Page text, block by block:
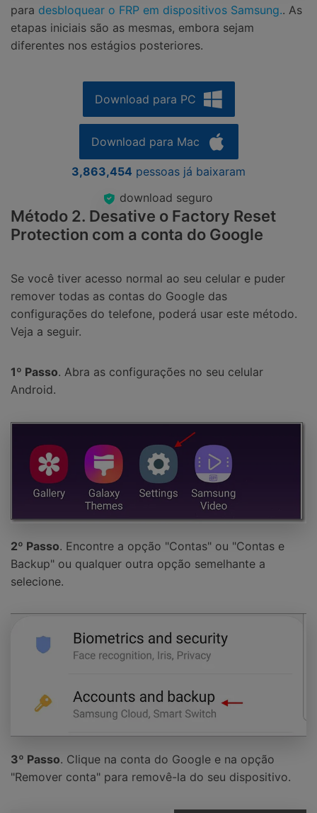
para desbloquear o FRP em dispositivos Samsung.. As
etapas iniciais são as mesmas, embora sejam
diferentes nos estágios posteriores.
Download para PC
Download para Mac
3,863,454 pessoas já baixaram
download seguro
Método 2. Desative o Factory Reset
Protection com a conta do Google
Se você tiver acesso normal ao seu celular e puder
remover todas as contas do Google das
configurações do telefone, poderá usar este método.
Veja a seguir.
1º Passo. Abra as configurações no seu celular
Android.
2º Passo. Encontre a opção "Contas" ou "Contas e
Backup" ou qualquer outra opção semelhante a
selecione.
3º Passo. Clique na conta do Google e na opção
"Remover conta" para removê-la do seu dispositivo.